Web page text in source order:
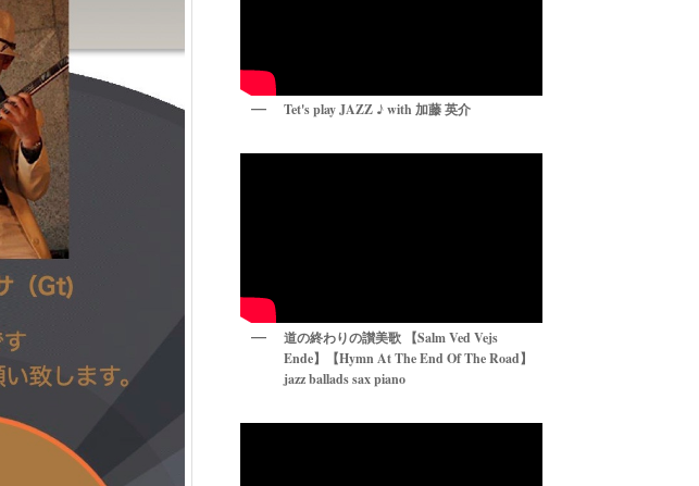
Tet's play JAZZ ♪ with 加藤 英介
道の終わりの讃美歌 【Salm Ved Vejs
Ende】【Hymn At The End Of The Road】
jazz ballads sax piano